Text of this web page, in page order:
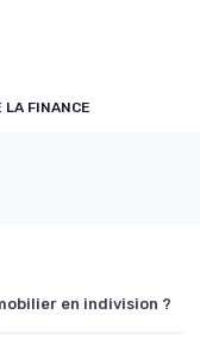
LA FINANCE
en indivision ?